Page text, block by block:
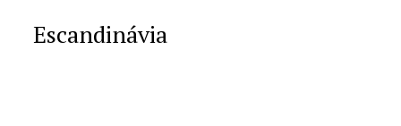
Escandinávia